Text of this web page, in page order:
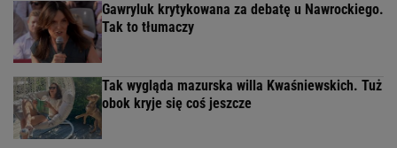
Gawryluk krytykowana za debatę u Nawrockiego.
Tak to tłumaczy
Tak wygląda mazurska willa Kwaśniewskich. Tuż
obok kryje się coś jeszcze